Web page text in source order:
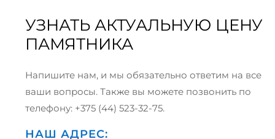
УЗНАТЬ АКТУАЛЬНУЮ ЦЕНУ
ПАМЯТНИКА
Напишите нам, и мы обязательно ответим на все
ваши вопросы. Также вы можете позвонить по
телефону: +375 (44) 523-32-75.
НАШ АДРЕС: